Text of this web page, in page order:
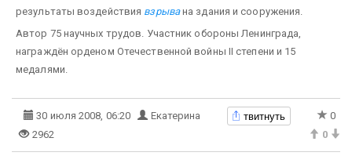
результаты воздействия взрывана здания и сооружения.
Автор 75 научных трудов. Участник обороны Ленинграда,
награждён орденом Отечественной войны II степени и 15
медалями.
30 июля 2008, 06:20 Екатерина твитнуть
0
2962
0